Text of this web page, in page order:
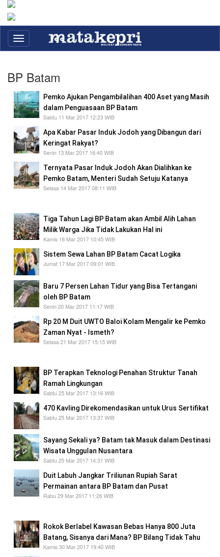
Toggle
navigation
BP Batam
Pemko Ajukan Pengambilalihan 400 Aset yang Masih
dalam Penguasaan BP Batam
Sabtu 11 Mar 2017 12:23 WIB
Apa Kabar Pasar Induk Jodoh yang Dibangun dari
Keringat Rakyat?
Senin 13 Mar 2017 16:40 WIB
Ternyata Pasar Induk Jodoh Akan Dialihkan ke
Pemko Batam, Menteri Sudah Setuju Katanya
Selasa 14 Mar 2017 08:11 WIB
Tiga Tahun Lagi BP Batam akan Ambil Alih Lahan
Milik Warga Jika Tidak Lakukan Hal ini
Kamis 16 Mar 2017 10:45 WIB
Sistem Sewa Lahan BP Batam Cacat Logika
Jumat 17 Mar 2017 09:01 WIB
Baru 7 Persen Lahan Tidur yang Bisa Tertangani
oleh BP Batam
Senin 20 Mar 2017 11:17 WIB
Rp 20 M Duit UWTO Baloi Kolam Mengalir ke Pemko
Zaman Nyat - Ismeth?
Selasa 21 Mar 2017 15:15 WIB
BP Terapkan Teknologi Penahan Struktur Tanah
Ramah Lingkungan
Sabtu 25 Mar 2017 13:16 WIB
470 Kavling Direkomendasikan untuk Urus Sertifikat
Sabtu 25 Mar 2017 13:37 WIB
Sayang Sekali ya? Batam tak Masuk dalam Destinasi
Wisata Unggulan Nusantara
Sabtu 25 Mar 2017 14:31 WIB
Duit Labuh Jangkar Triliunan Rupiah Sarat
Permainan antara BP Batam dan Pusat
Rabu 29 Mar 2017 11:26 WIB
Rokok Berlabel Kawasan Bebas Hanya 800 Juta
Batang, Sisanya dari Mana? BP Bilang Tidak Tahu
Kamis 30 Mar 2017 19:40 WIB